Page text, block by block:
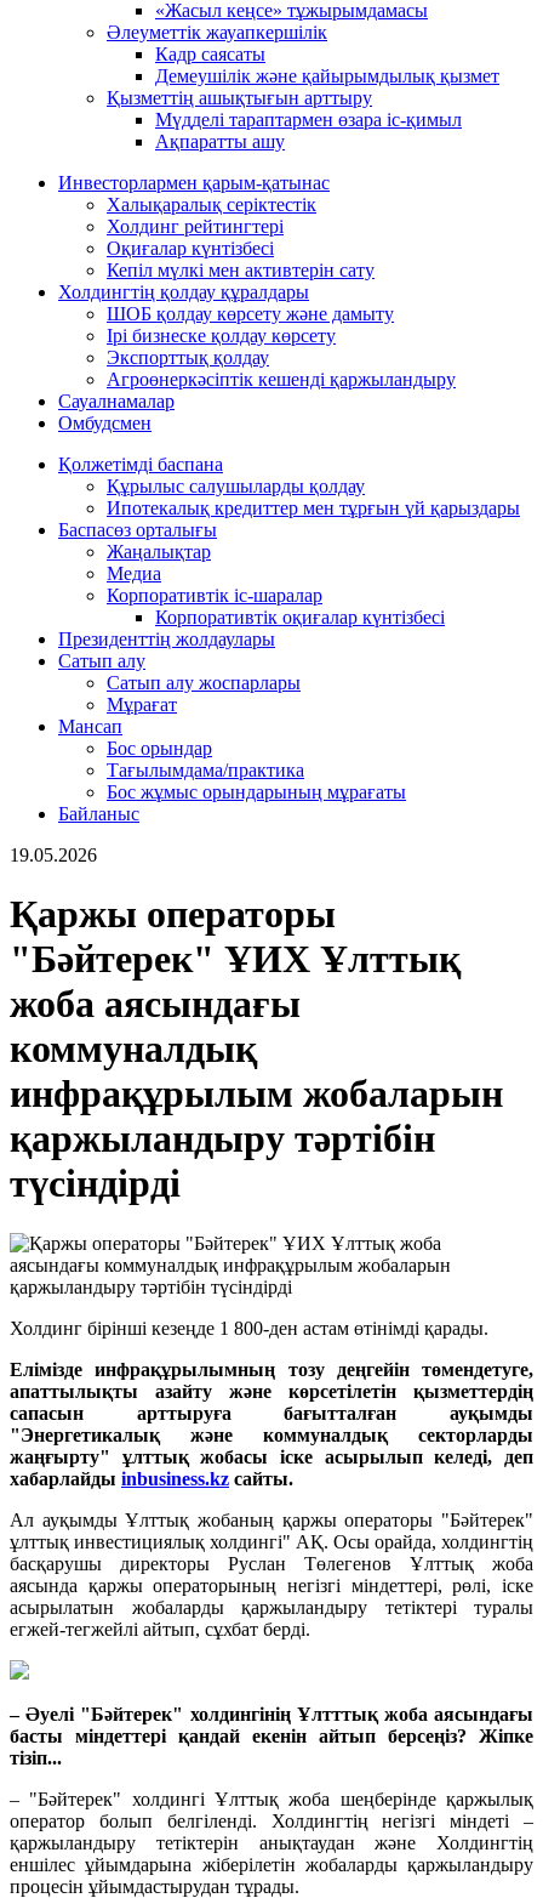
«Жасыл кеңсе» тұжырымдамасы
Әлеуметтік жауапкершілік
Кадр саясаты
Демеушілік және қайырымдылық қызмет
Қызметтің ашықтығын арттыру
Мүдделі тараптармен өзара іс-қимыл
Ақпаратты ашу
Инвесторлармен қарым-қатынас
Халықаралық серіктестік
Холдинг рейтингтері
Оқиғалар күнтізбесі
Кепіл мүлкі мен активтерін сату
Холдингтің қолдау құралдары
ШОБ қолдау көрсету және дамыту
Ірі бизнеске қолдау көрсету
Экспорттық қолдау
Агроөнеркәсіптік кешенді қаржыландыру
Сауалнамалар
Омбудсмен
Қолжетімді баспана
Құрылыс салушыларды қолдау
Ипотекалық кредиттер мен тұрғын үй қарыздары
Баспасөз орталығы
Жаңалықтар
Медиа
Корпоративтік іс-шаралар
Корпоративтік оқиғалар күнтізбесі
Президенттің жолдаулары
Сатып алу
Сатып алу жоспарлары
Мұрағат
Мансап
Бос орындар
Тағылымдама/практика
Бос жұмыс орындарының мұрағаты
Байланыс
19.05.2026
Қаржы операторы
"Бәйтерек" ҰИХ Ұлттық
жоба аясындағы
коммуналдық
инфрақұрылым жобаларын
қаржыландыру тәртібін
түсіндірді
Холдинг бірінші кезеңде 1 800-ден астам өтінімді қарады.
Елімізде инфрақұрылымның тозу деңгейін төмендетуге,
апаттылықты азайту және көрсетілетін қызметтердің
сапасын арттыруға бағытталған ауқымды
"Энергетикалық және коммуналдық секторларды
жаңғырту" ұлттық жобасы іске асырылып келеді, деп
хабарлайды inbusiness.kz сайты.
Ал ауқымды Ұлттық жобаның қаржы операторы "Бәйтерек"
ұлттық инвестициялық холдингі" АҚ. Осы орайда, холдингтің
басқарушы директоры Руслан Төлегенов Ұлттық жоба
аясында қаржы операторының негізгі міндеттері, рөлі, іске
асырылатын жобаларды қаржыландыру тетіктері туралы
егжей-тегжейлі айтып, сұхбат берді.
– Әуелі "Бәйтерек" холдингінің Ұлтттық жоба аясындағы
басты міндеттері қандай екенін айтып берсеңіз? Жіпке
тізіп...
– "Бәйтерек" холдингі Ұлттық жоба шеңберінде қаржылық
оператор болып белгіленді. Холдингтің негізгі міндеті –
қаржыландыру тетіктерін анықтаудан және Холдингтің
еншілес ұйымдарына жіберілетін жобаларды қаржыландыру
процесін ұйымдастырудан тұрады.